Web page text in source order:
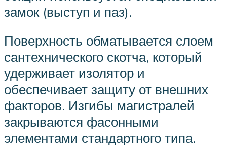
замок (выступ и паз).
Поверхность обматывается слоем
сантехнического скотча, который
удерживает изолятор и
обеспечивает защиту от внешних
факторов. Изгибы магистралей
закрываются фасонными
элементами стандартного типа.